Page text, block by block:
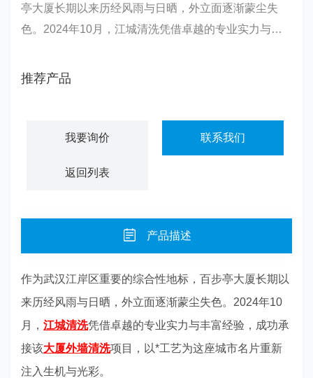
亭大厦长期以来历经风雨与日晒，外立面逐渐蒙尘失
色。2024年10月，江城清洗凭借卓越的专业实力与丰
座城市名片重新注入生机与光彩。在项目启动前，江城
推荐产品
我要询价 联系我们
返回列表
产品描述
作为武汉江岸区重要的综合性地标，百步亭大厦长期以
来历经风雨与日晒，外立面逐渐蒙尘失色。2024年10
月， 江城清洗凭借卓越的专业实力与丰富经验，成功承
接该大厦外墙清洗项目，以*工艺为这座城市名片重新
注入生机与光彩。